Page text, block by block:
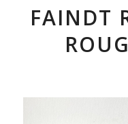
FAINDT